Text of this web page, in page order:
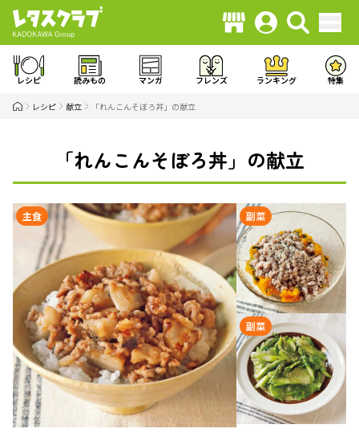
レシピ 読みもの マンガ フレンズ ランキング 特集
レシピ 献立 「れんこんそぼろ丼」の献立
「れんこんそぼろ丼」の献立
主食 副菜
副菜